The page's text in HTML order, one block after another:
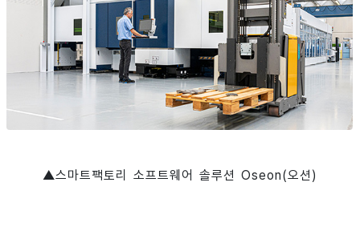
▲스마트팩토리 소프트웨어 솔루션 Oseon(오션)